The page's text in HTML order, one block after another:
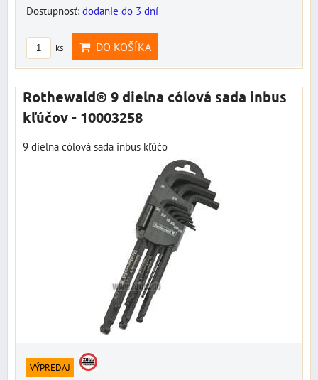
Dostupnosť: dodanie do 3 dní
ks DO KOŠÍKA
Rothewald® 9 dielna cólová sada inbus
kľúčov - 10003258
9 dielna cólová sada inbus kľúčo
VÝPREDAJ